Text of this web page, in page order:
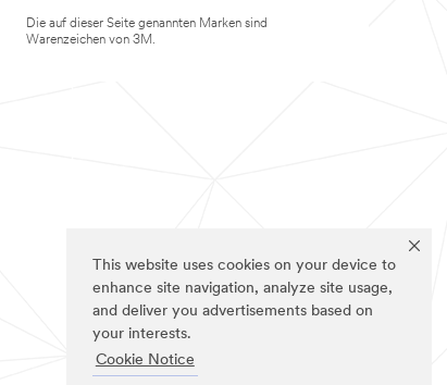
This website uses cookies on your device to
enhance site navigation, analyze site usage,
and deliver you advertisements based on
your interests.
Cookie Notice
Die auf dieser Seite genannten Marken sind
Warenzeichen von 3M.